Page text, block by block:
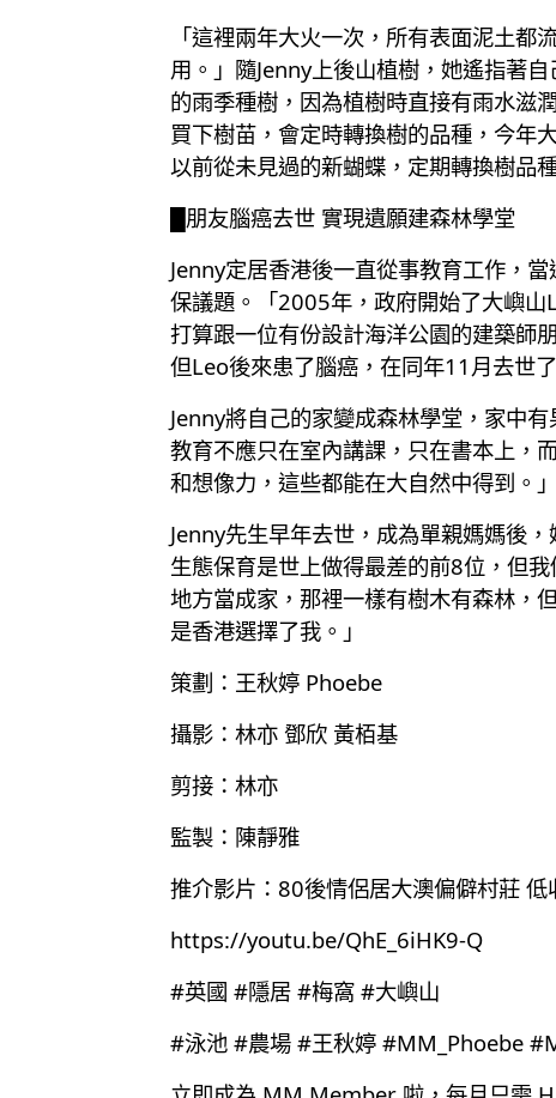
「這裡兩年大火一次，所有表面泥土
用。」隨Jenny上後山植樹，她遙指著
的雨季種樹，因為植樹時直接有雨水滋
買下樹苗，會定時轉換樹的品種，今年
以前從未見過的新蝴蝶，定期轉換樹品
█朋友腦癌去世 實現遺願建森林學堂
Jenny定居香港後一直從事教育工作，
保議題。「2005年，政府開始了大嶼山
打算跟一位有份設計海洋公園的建築師
但Leo後來患了腦癌，在同年11月去世
Jenny將自己的家變成森林學堂，家中
教育不應只在室內講課，只在書本上，
和想像力，這些都能在大自然中得到。」
Jenny先生早年去世，成為單親媽媽後
生態保育是世上做得最差的前8位，但
地方當成家，那裡一樣有樹木有森林，
是香港選擇了我。」
策劃：王秋婷 Phoebe
攝影：林亦 鄧欣 黃栢基
剪接：林亦
監製：陳靜雅
推介影片：80後情侶居大澳偏僻村莊
https://youtu.be/QhE_6iHK9-Q
#英國 #隱居 #梅窩 #大嶼山
#泳池 #農場 #王秋婷 #MM_Phoebe